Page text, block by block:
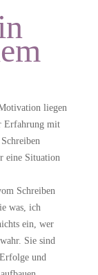
liegen
Erfahrung mit
eine Situation
Schreiben
was, ich
ein, wer
Sie sind
und